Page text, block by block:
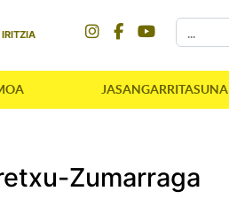
JASANGARRITASUNA
Zumarraga